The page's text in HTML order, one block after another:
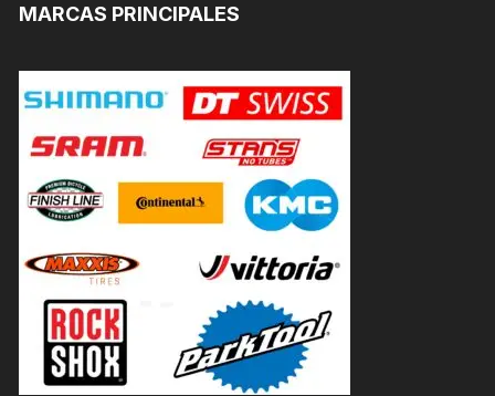
MARCAS PRINCIPALES